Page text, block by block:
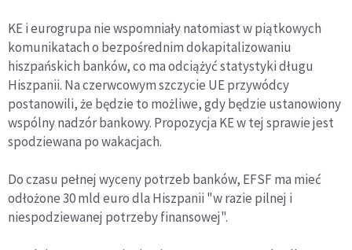
KE i eurogrupa nie wspomniały natomiast w piątkowych
komunikatach o bezpośrednim dokapitalizowaniu
hiszpańskich banków, co ma odciążyć statystyki długu
Hiszpanii. Na czerwcowym szczycie UE przywódcy
postanowili, że będzie to możliwe, gdy będzie ustanowiony
wspólny nadzór bankowy. Propozycja KE w tej sprawie jest
spodziewana po wakacjach.
Do czasu pełnej wyceny potrzeb banków, EFSF ma mieć
odłożone 30 mld euro dla Hiszpanii "w razie pilnej i
niespodziewanej potrzeby finansowej".